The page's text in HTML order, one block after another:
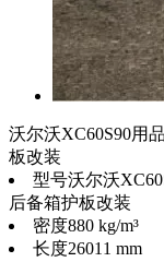
沃尔沃XC60S90用
板改装
型号沃尔沃
后备箱护板改装
密度880 kg/m³
长度26011 mm